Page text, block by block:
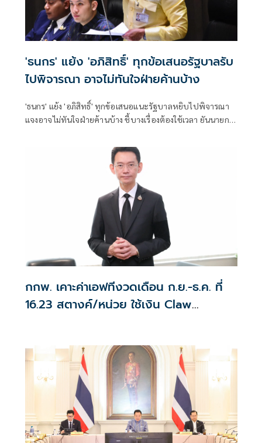
'ธนกร' แย้ง 'อภิสิทธิ์' ทุกข้อเสนอรัฐบาลรับ
ไปพิจารณา อาจไม่ทันใจฝ่ายค้านบ้าง
'ธนกร' แย้ง 'อภิสิทธิ์' ทุกข้อเสนอแนะรัฐบาลหยิบไปพิจารณา
แจงอาจไม่ทันใจฝ่ายค้านบ้าง ชี้บางเรื่องต้องใช้เวลา ยันนายกฯ
กกพ. เคาะค่าเอฟทีงวดเดือน ก.ย.-ธ.ค. ที่
16.23 สตางค์/หน่วย ใช้เงิน Claw